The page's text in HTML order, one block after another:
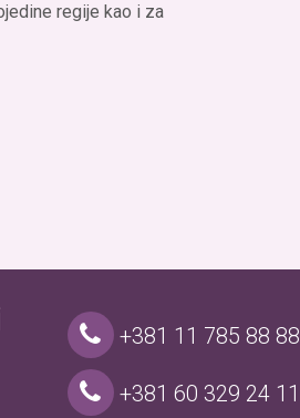
regije kao i za
+381 11 785 88 88
+381 60 329 24 11